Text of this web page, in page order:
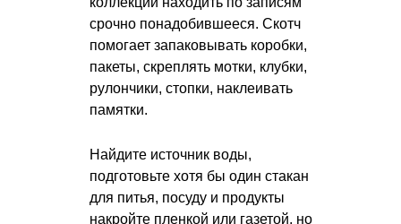
срочно понадобившееся. Скотч
помогает запаковывать коробки,
пакеты, скреплять мотки, клубки,
рулончики, стопки, наклеивать
памятки.
Найдите источник воды,
подготовьте хотя бы один стакан
для питья, посуду и продукты
накройте пленкой или газетой, но